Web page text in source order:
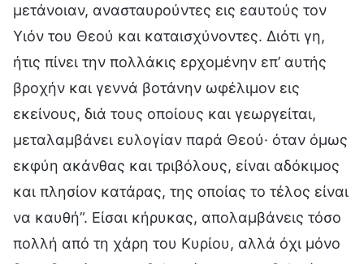
μετάνοιαν, ανασταυρούντες εις εαυτούς τον
Υιόν του Θεού και καταισχύνοντες. Διότι γη,
ήτις πίνει την πολλάκις ερχομένην επ’ αυτής
βροχήν και γεννά βοτάνην ωφέλιμον εις
εκείνους, διά τους οποίους και γεωργείται,
μεταλαμβάνει ευλογίαν παρά Θεού· όταν όμως
εκφύη ακάνθας και τριβόλους, είναι αδόκιμος
και πλησίον κατάρας, της οποίας το τέλος είναι
να καυθή”. Είσαι κήρυκας, απολαμβάνεις τόσο
πολλή από τη χάρη του Κυρίου, αλλά όχι μόνο